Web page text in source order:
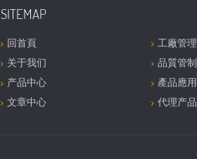
SITEMAP
回首頁
关于我们
产品中心
文章中心
工廠管理
品質管制
產品應用
代理产品